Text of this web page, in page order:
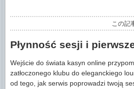
この記
Płynność sesji i
Wejście do świata kasyn online
zatłoczonego klubu do eleganckiego
od tego, jak serwis poprowadzi twoją